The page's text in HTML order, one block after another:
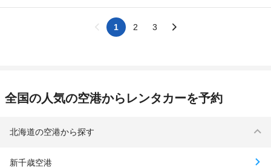
望ですが車内灯特にマップランプはLED に変更し明るくして欲し
1 2 3
全国の人気の空港からレンタカーを予約
北海道の空港から探す
新千歳空港